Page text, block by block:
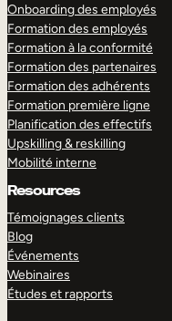
Onboarding des employés
Formation des employés
Formation à la conformité
Formation des partenaires
Formation des adhérents
Formation première ligne
Planification des effectifs
Upskilling & reskilling
Mobilité interne
Resources
Témoignages clients
Blog
Événements
Webinaires
Études et rapports